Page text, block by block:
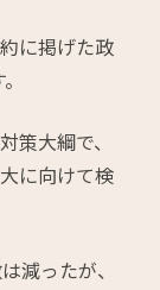
に掲げた政
策大綱で、
に向けて検
減ったが、